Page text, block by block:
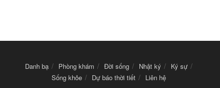
Danh bạ Phòng khám Đời sống Nhật ký
Ký sự
Sống khỏe
Dự báo thời tiết Liên hệ